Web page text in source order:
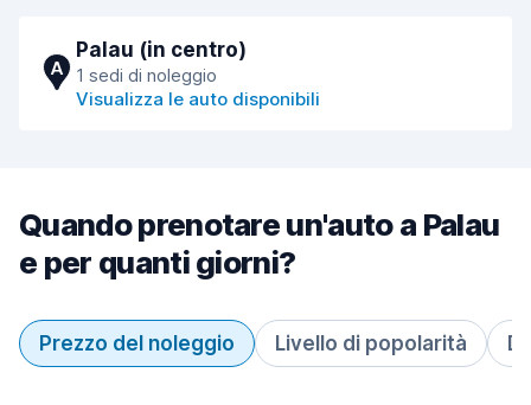
A
Palau (in centro)
1 sedi di noleggio
Visualizza le auto disponibili
Quando prenotare un'auto a Palau
e per quanti giorni?
Prezzo del noleggio Livello di popolarità